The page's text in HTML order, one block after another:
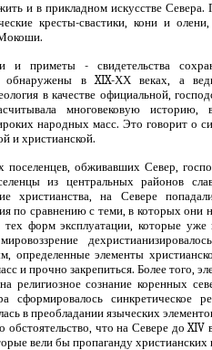
и в прикладном искусстве
кресты-свастики, кони и
приметы - свидетельства
обнаружены в XIX-ХХ веках, а
в качестве официальной,
многовековую историю,
народных масс. Это говорит о
и христианской.
обживавших Север,
из центральных районов
христианства, на Севере
по сравнению с теми, в которых они
форм эксплуатации, которые уже
определенные элементы
и прочно закрепиться. Более того,
религиозное сознание коренных
сформировалось синкретическое
в преобладании языческих
что на Севере до XIV
вели бы пропаганду христианских